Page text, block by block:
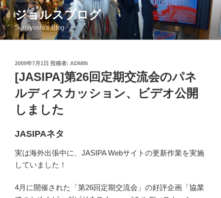
コ
ン
テ
ン
ジョルスブログ
Sumiyoshi's Blog
投
稿
日:
2009年7月1日 投稿者: ADMIN
[JASIPA]第26回定期交流会のパネ
ルディスカッション、ビデオ公開
しました
JASIPAネタ
実は海外出張中に、JASIPA Webサイトの更新作業を実施
していました！
4月に開催された「第26回定期交流会」の好評企画「協業